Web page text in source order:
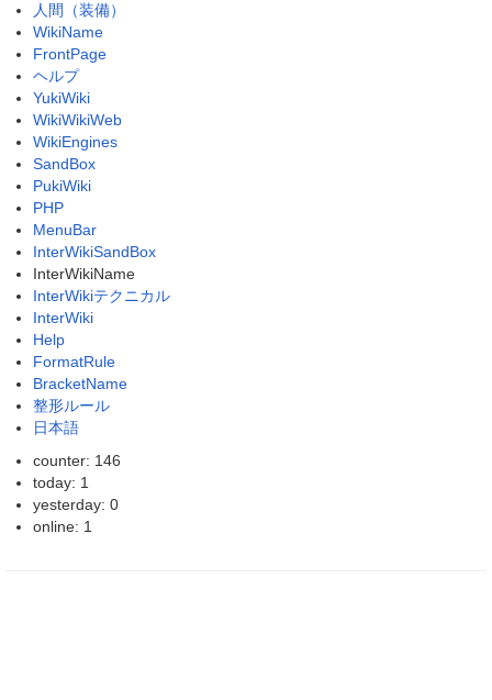
人間（装備）
WikiName
FrontPage
ヘルプ
YukiWiki
WikiWikiWeb
WikiEngines
SandBox
PukiWiki
PHP
MenuBar
InterWikiSandBox
InterWikiName
InterWikiテクニカル
InterWiki
Help
FormatRule
BracketName
整形ルール
日本語
counter: 146
today: 1
yesterday: 0
online: 1